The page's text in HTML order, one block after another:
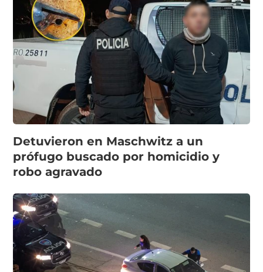
Detuvieron en Maschwitz a un
prófugo buscado por homicidio y
robo agravado